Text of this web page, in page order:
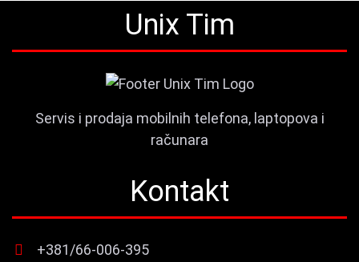
Unix Tim
Servis i prodaja mobilnih telefona, laptopova i
računara
Kontakt
+381/66-006-395